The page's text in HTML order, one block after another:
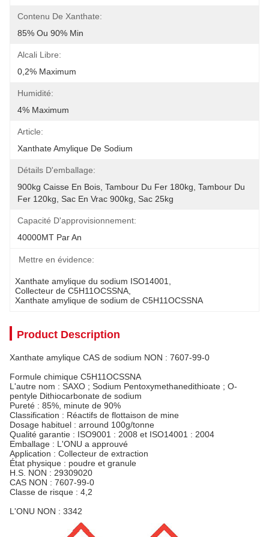
Contenu De Xanthate:
85% Ou 90% Min
Alcali Libre:
0,2% Maximum
Humidité:
4% Maximum
Article:
Xanthate Amylique De Sodium
Détails D'emballage:
900kg Caisse En Bois, Tambour Du Fer 180kg, Tambour Du
Fer 120kg, Sac En Vrac 900kg, Sac 25kg
Capacité D'approvisionnement:
40000MT Par An
Mettre en évidence:
Xanthate amylique du sodium ISO14001
Collecteur de C5H11OCSSNA
Xanthate amylique de sodium de C5H11OCSSNA
Product Description
Xanthate amylique CAS de sodium NON : 7607-99-0
Formule chimique C5H11OCSSNA
L'autre nom : SAXO ; Sodium Pentoxymethanedithioate ; O-
pentyle Dithiocarbonate de sodium
Pureté : 85%, minute de 90%
Classification : Réactifs de flottaison de mine
Dosage habituel : arround 100g/tonne
Qualité garantie : ISO9001 : 2008 et ISO14001 : 2004
Emballage : L'ONU a approuvé
Application : Collecteur de extraction
État physique : poudre et granule
H.S. NON : 29309020
CAS NON : 7607-99-0
Classe de risque : 4,2
L'ONU NON : 3342